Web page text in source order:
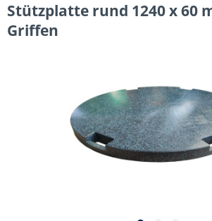
Stützplatte rund 1240 x 60
Griffen